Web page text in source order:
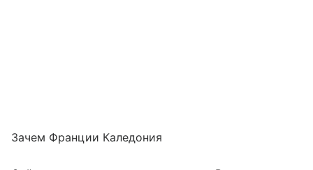
Зачем Франции Каледония